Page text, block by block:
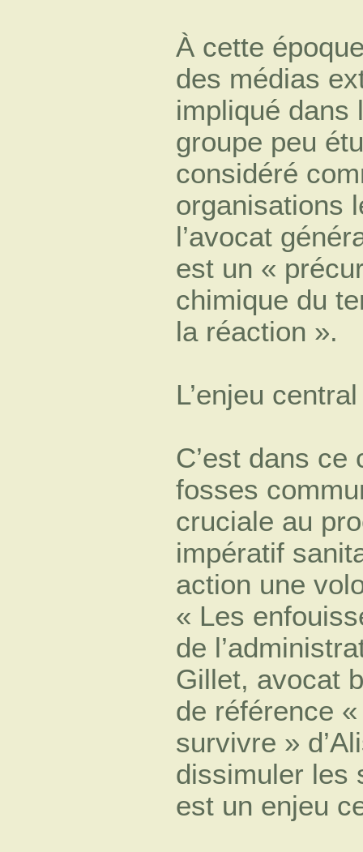
À cette
des médias
impliqué dans
groupe peu
considéré
organisations
l’avocat
est un «
chimique du
la réaction ».
L’enjeu
C’est dans
fosses
cruciale au
impératif
action une
« Les
de
Gillet, avocat
de référence
survivre »
dissimuler les
est un enjeu